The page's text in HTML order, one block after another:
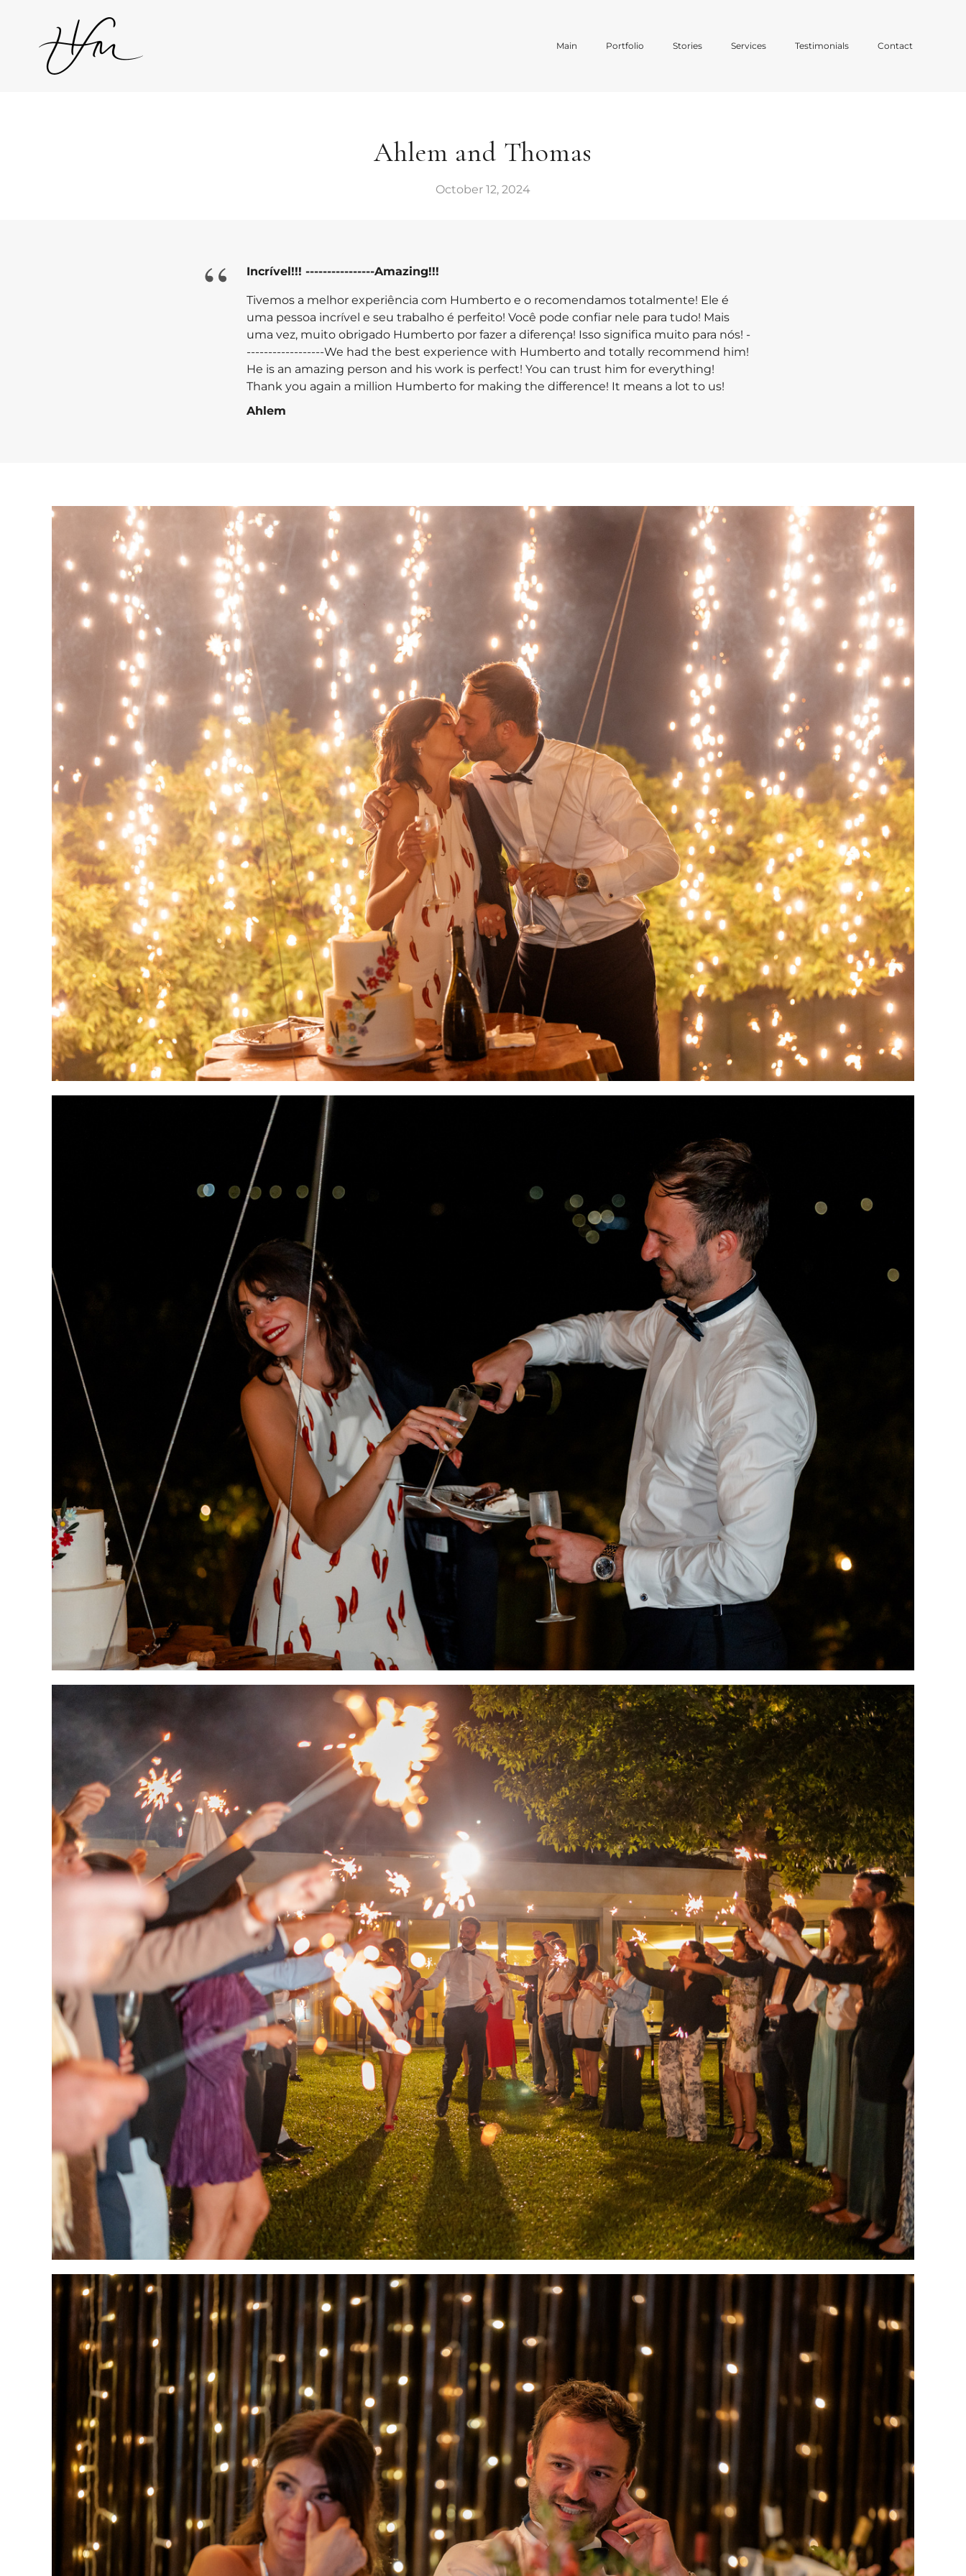
Main Portfolio Stories Services Testimonials Contact
Ahlem and Thomas
October 12, 2024
“ Incrível!!! ----------------Amazing!!!
Tivemos a melhor experiência com Humberto e o recomendamos totalmente! Ele é
uma pessoa incrível e seu trabalho é perfeito! Você pode confiar nele para tudo! Mais
uma vez, muito obrigado Humberto por fazer a diferença! Isso significa muito para nós! -
------------------We had the best experience with Humberto and totally recommend him!
He is an amazing person and his work is perfect! You can trust him for everything!
Thank you again a million Humberto for making the difference! It means a lot to us!
Ahlem